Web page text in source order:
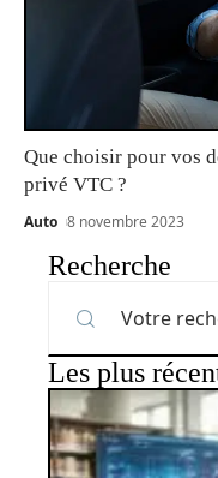
Que choisir pour vos
privé VTC ?
Auto 8 novembre 2023
Recherche
Les plus